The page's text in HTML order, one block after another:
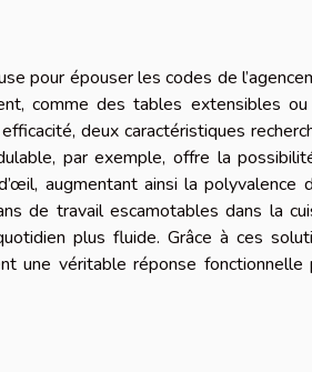
pour épouser les codes de
comme des tables extensibles
deux caractéristiques
par exemple, offre la
augmentant ainsi la polyvalence
de travail escamotables dans la
plus fluide. Grâce à ces
une véritable réponse fonctionnelle